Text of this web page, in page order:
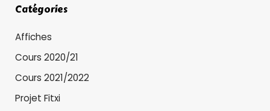
Catégories
Affiches
Cours 2020/21
Cours 2021/2022
Projet Fitxi